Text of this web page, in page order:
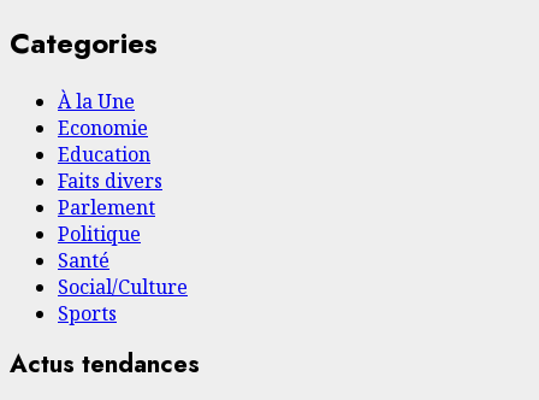
Categories
À la Une
Economie
Education
Faits divers
Parlement
Politique
Santé
Social/Culture
Sports
Actus tendances